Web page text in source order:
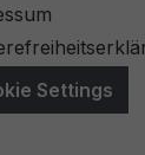
Settings